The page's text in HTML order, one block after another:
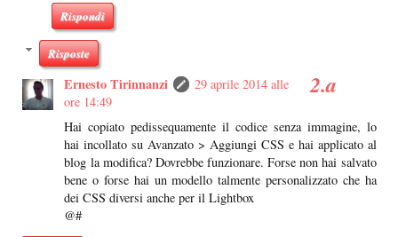
Rispondi
Risposte
Ernesto Tirinnanzi
29 aprile 2014 alle
ore 14:49
Hai copiato pedissequamente il codice senza immagine, lo
hai incollato su Avanzato > Aggiungi CSS e hai applicato al
blog la modifica? Dovrebbe funzionare. Forse non hai salvato
bene o forse hai un modello talmente personalizzato che ha
dei CSS diversi anche per il Lightbox
@#